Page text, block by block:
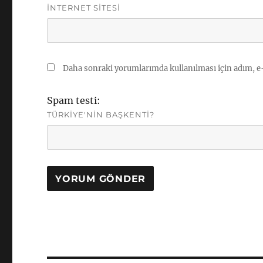
İNTERNET SITESI
Daha sonraki yorumlarımda kullanılması için adım,
Spam testi:
TÜRKIYE'NIN BAŞKENTI?